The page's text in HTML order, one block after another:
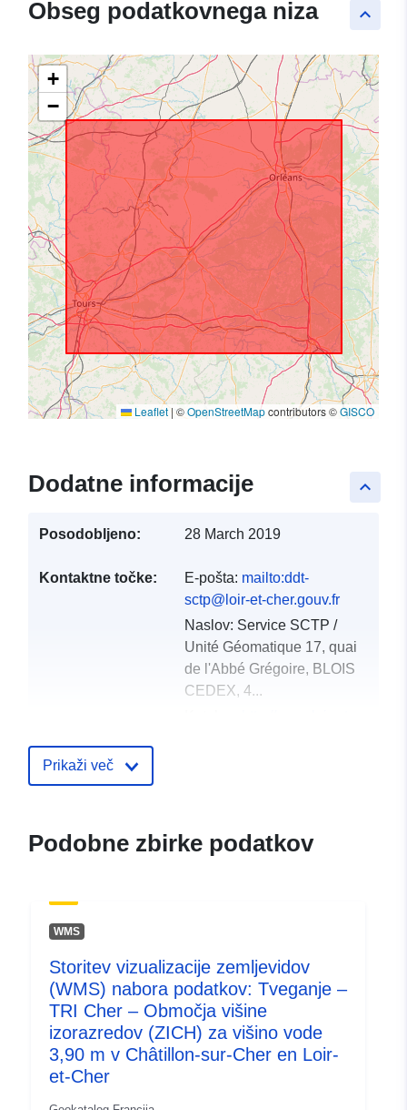
keyboard_arrow_up
Obseg podatkovnega niza
+
−
Leaflet | ©OpenStreetMapcontributors ©GISCO
keyboard_arrow_up
Dodatne informacije
Posodobljeno: 28 March 2019
Kontaktne točke: E-pošta: mailto:ddt-
sctp@loir-et-cher.gouv.fr
Naslov: Service SCTP /
Unité Géomatique 17, quai
de l'Abbé Grégoire, BLOIS
CEDEX, 4...
Katalogski zapis:
Posodobljeno na spletišču
01 October 2022
Prostorski:
[ 2.24774384, 48.13283157
], [ 2.24774384,
47.18621826 ], [
0.58031911, 47.18621826 ]
]
Prikaži več
Podobne zbirke podatkov
WMS
Storitev vizualizacije zemljevidov
(WMS) nabora podatkov: Tveganje –
TRI Cher – Območja višine
izorazredov (ZICH) za višino vode
3,90 m v Châtillon-sur-Cher en Loir-
et-Cher